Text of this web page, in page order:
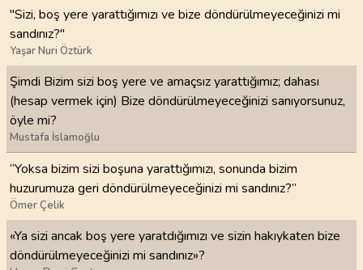
"Sizi, boş yere yarattığımızı ve bize döndürülmeyeceğinizi mi
sandınız?"
Yaşar Nuri Öztürk
Şimdi Bizim sizi boş yere ve amaçsız yarattığımız; dahası
(hesap vermek için) Bize döndürülmeyeceğinizi sanıyorsunuz,
öyle mi?
Mustafa İslamoğlu
“Yoksa bizim sizi boşuna yarattığımızı, sonunda bizim
huzurumuza geri döndürülmeyeceğinizi mi sandınız?”
Ömer Çelik
«Ya sizi ancak boş yere yaratdığımızı ve sizin hakıykaten bize
döndürülmeyeceğinizi mi sandınız»?